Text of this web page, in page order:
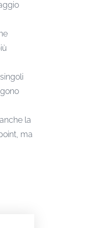
la
ma